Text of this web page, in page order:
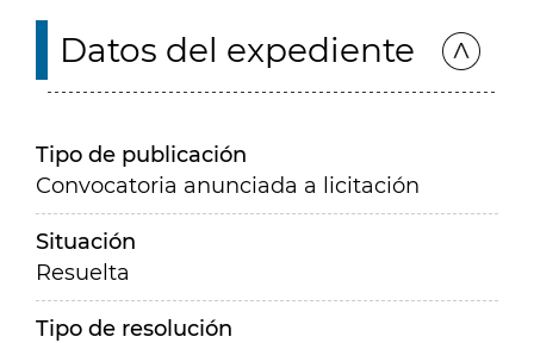
Datos del expediente
Tipo de publicación
Convocatoria anunciada a licitación
Situación
Resuelta
Tipo de resolución